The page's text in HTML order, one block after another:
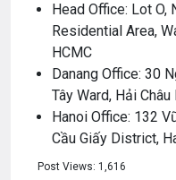
Head Office: Lot O,
Residential Area,
HCMC
Danang Office: 30
Tây Ward, Hải
Hanoi Office: 132
Cầu Giấy District,
Post Views: 1,616